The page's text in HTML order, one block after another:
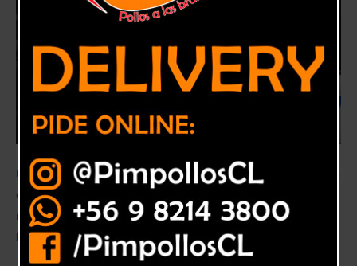
Detectives de la Brigada Investigadora de Robos Valparaíso de la Policía
de Investigaciones de Chile detuvieron a un sujeto identificado con las
iniciales C.C.P. (26), quien era buscado por el delito de Robo en lugar
habitado.